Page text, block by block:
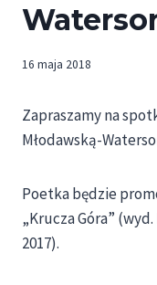
16 maja 2018
Zapraszamy na
Młodawską-
Poetka będzie
„Krucza Góra”
2017).